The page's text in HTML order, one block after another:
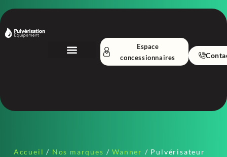
Espace
concessionnaires
Accueil / Nos marques /Wanner / Pulvérisateur